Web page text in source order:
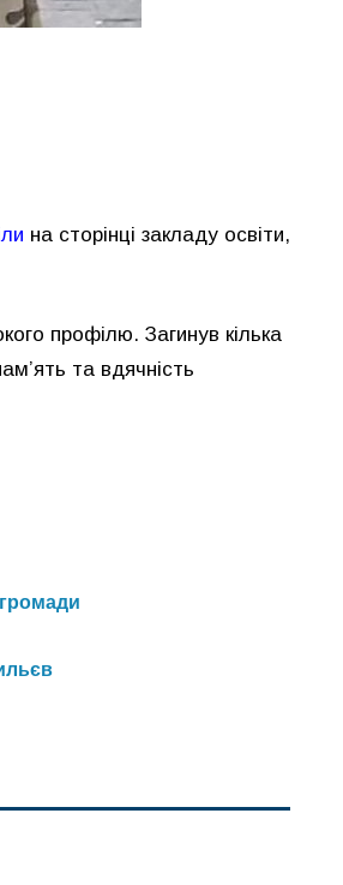
на сторінці закладу освіти,
профілю. Загинув кілька
та вдячність